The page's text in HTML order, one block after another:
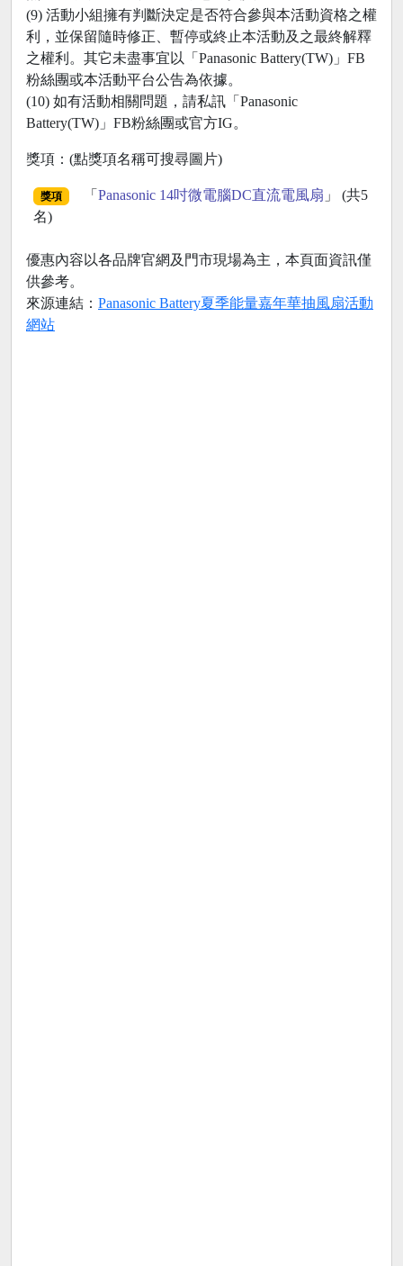
(9) 活動小組擁有判斷決定是否符合參與本活動資格之權
利，並保留隨時修正、暫停或終止本活動及之最終解釋
之權利。其它未盡事宜以「Panasonic Battery(TW)」FB
粉絲團或本活動平台公告為依據。
(10) 如有活動相關問題，請私訊「Panasonic
Battery(TW)」FB粉絲團或官方IG。
獎項：(點獎項名稱可搜尋圖片)
獎項 「 Panasonic 14吋微電腦DC直流電風扇 」 (共5
名)
優惠內容以各品牌官網及門市現場為主，本頁面資訊僅
供參考。
來源連結： Panasonic Battery夏季能量嘉年華抽風扇活動
網站